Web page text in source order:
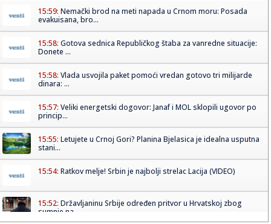
15:59: Nemački brod na meti napada u Crnom moru: Posada
evakuisana, bro...
15:58: Gotova sednica Republičkog štaba za vanredne situacije:
Donete ...
15:58: Vlada usvojila paket pomoći vredan gotovo tri milijarde
dinara: ...
15:57: Veliki energetski dogovor: Janaf i MOL sklopili ugovor po
princip...
15:55: Letujete u Crnoj Gori? Planina Bjelasica je idealna usputna
stani...
15:54: Ratkov melje! Srbin je najbolji strelac Lacija (VIDEO)
15:52: Državljaninu Srbije određen pritvor u Hrvatskoj zbog
sumnje na ...